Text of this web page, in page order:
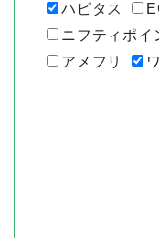
ハピタス
ニフティポイ
アメフリ